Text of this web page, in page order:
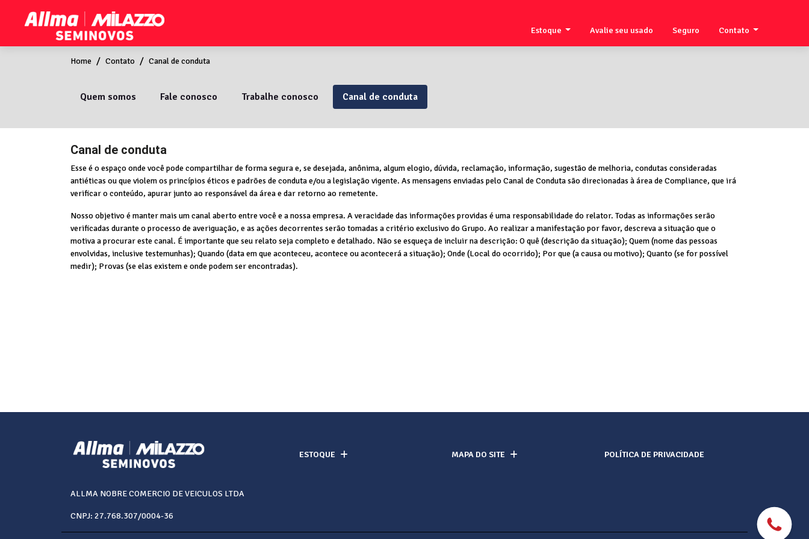
Estoque Avalie seu usado Seguro Contato
Home Contato Canal de conduta
Quem somos Fale conosco Trabalhe conosco Canal de conduta
Canal de conduta
Esse é o espaço onde você pode compartilhar de forma segura e, se desejada, anônima, algum elogio, dúvida, reclamação, informação, sugestão de melhoria, condutas consideradas
antiéticas ou que violem os princípios éticos e padrões de conduta e/ou a legislação vigente. As mensagens enviadas pelo Canal de Conduta são direcionadas à área de Compliance, que irá
verificar o conteúdo, apurar junto ao responsável da área e dar retorno ao remetente.
Nosso objetivo é manter mais um canal aberto entre você e a nossa empresa. A veracidade das informações providas é uma responsabilidade do relator. Todas as informações serão
verificadas durante o processo de averiguação, e as ações decorrentes serão tomadas a critério exclusivo do Grupo. Ao realizar a manifestação por favor, descreva a situação que o
motiva a procurar este canal. É importante que seu relato seja completo e detalhado. Não se esqueça de incluir na descrição: O quê (descrição da situação); Quem (nome das pessoas
envolvidas, inclusive testemunhas); Quando (data em que aconteceu, acontece ou acontecerá a situação); Onde (Local do ocorrido); Por que (a causa ou motivo); Quanto (se for possível
medir); Provas (se elas existem e onde podem ser encontradas).
ESTOQUE MAPA DO SITE POLÍTICA DE PRIVACIDADE
ALLMA NOBRE COMERCIO DE VEICULOS LTDA
CNPJ: 27.768.307/0004-36